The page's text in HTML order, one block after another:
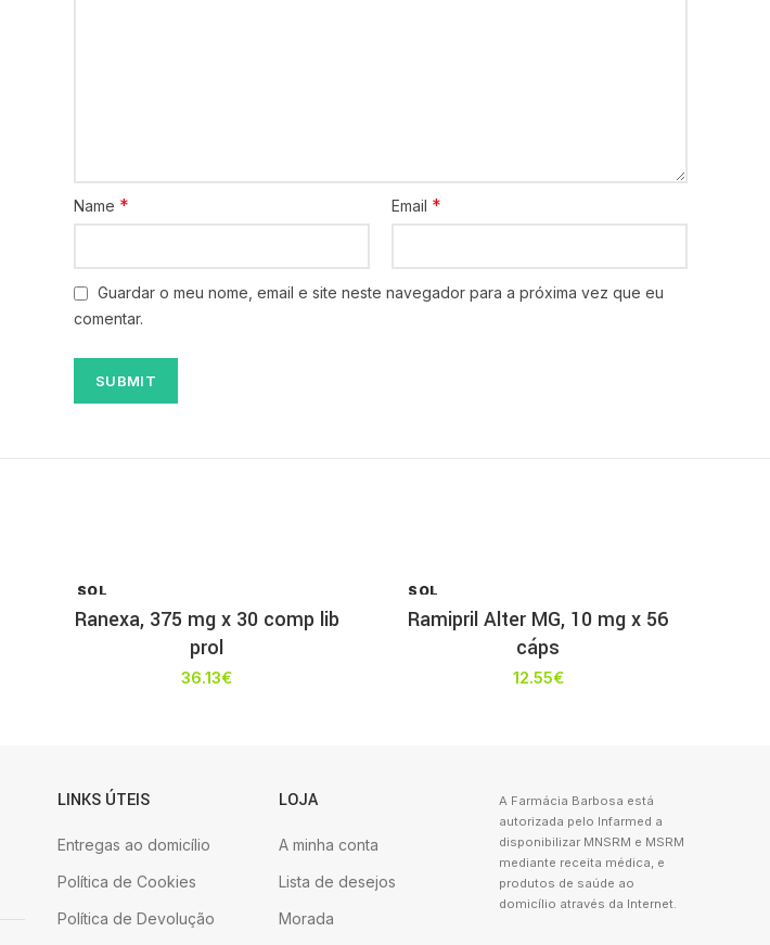
Name * Email *
Guardar o meu nome, email e site neste navegador para a próxima vez que eu
comentar.
SOL
T
Ranexa, 375 mg x 30 comp lib
prol
36.13€
SOL
T
Ramipril Alter MG, 10 mg x 56
cáps
12.55€
LINKS ÚTEIS
Entregas ao domicílio
Política de Cookies
Política de Devolução
LOJA
A minha conta
Lista de desejos
Morada
A Farmácia Barbosa está
autorizada pelo Infarmed a
disponibilizar MNSRM e MSRM
mediante receita médica, e
produtos de saúde ao
domicílio através da Internet.